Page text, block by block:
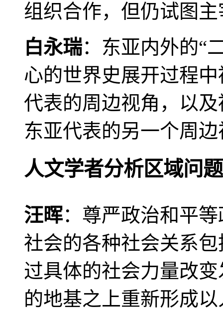
组织合作，但仍试图
白永瑞：东亚内外的“
心的世界史展开过程
代表的周边视角，以
东亚代表的另一个周
人文学者分析区域问题
汪晖：尊严政治和平
社会的各种社会关系
过具体的社会力量改
的地基之上重新形成